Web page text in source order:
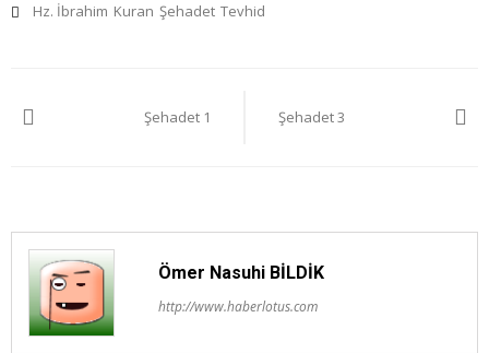
Hz. İbrahim Kuran Şehadet Tevhid
gezinmesi
Şehadet 1 Şehadet 3
Ömer Nasuhi BİLDİK
http://www.haberlotus.com